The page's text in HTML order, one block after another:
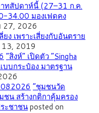
าทสัปดาห์นี้ (27–31 ก.ค.
34.00 มองเฟดคง
27, 2026
ง เพราะเสี่ยงกับอันตราย
13, 2019
“สิงห์” เปิดตัว “Singha
บกระป๋อง มาตรฐาน
”ชุมชนวัด
น สร้างกติกาคุ้มครอง
ะชาชนposted on